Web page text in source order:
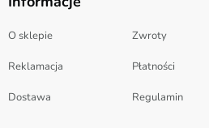
O sklepie
Reklamacja
Dostawa
Zwroty
Płatności
Regulamin